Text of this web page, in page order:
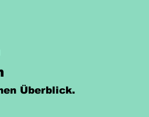
Überblick.